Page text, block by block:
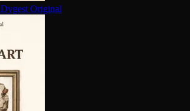
Dygest Original